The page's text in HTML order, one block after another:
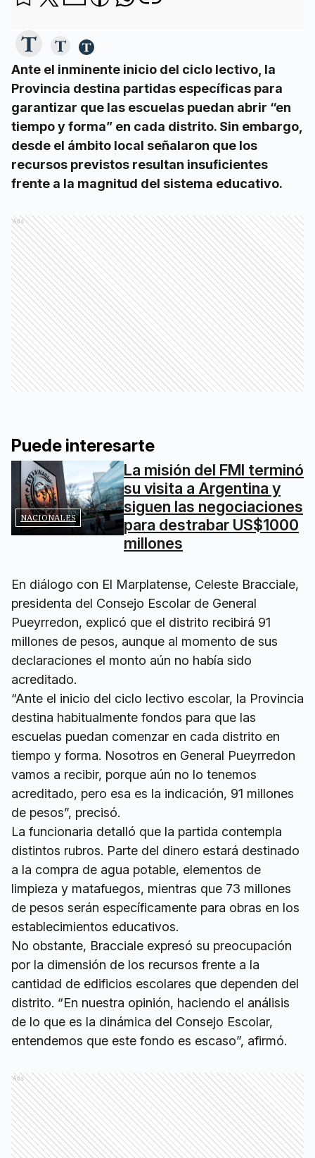
Ante el inminente inicio del ciclo lectivo, la
Provincia destina partidas específicas para
garantizar que las escuelas puedan abrir “en
tiempo y forma” en cada distrito. Sin embargo,
desde el ámbito local señalaron que los
recursos previstos resultan insuficientes
frente a la magnitud del sistema educativo.
Ads
Puede interesarte
NACIONALES
La misión del FMI terminó
su visita a Argentina y
siguen las negociaciones
para destrabar US$1000
millones
En diálogo con El Marplatense, Celeste Bracciale,
presidenta del Consejo Escolar de General
Pueyrredon, explicó que el distrito recibirá 91
millones de pesos, aunque al momento de sus
declaraciones el monto aún no había sido
acreditado.
“Ante el inicio del ciclo lectivo escolar, la Provincia
destina habitualmente fondos para que las
escuelas puedan comenzar en cada distrito en
tiempo y forma. Nosotros en General Pueyrredon
vamos a recibir, porque aún no lo tenemos
acreditado, pero esa es la indicación, 91 millones
de pesos”, precisó.
La funcionaria detalló que la partida contempla
distintos rubros. Parte del dinero estará destinado
a la compra de agua potable, elementos de
limpieza y matafuegos, mientras que 73 millones
de pesos serán específicamente para obras en los
establecimientos educativos.
No obstante, Bracciale expresó su preocupación
por la dimensión de los recursos frente a la
cantidad de edificios escolares que dependen del
distrito. “En nuestra opinión, haciendo el análisis
de lo que es la dinámica del Consejo Escolar,
entendemos que este fondo es escaso”, afirmó.
Ads